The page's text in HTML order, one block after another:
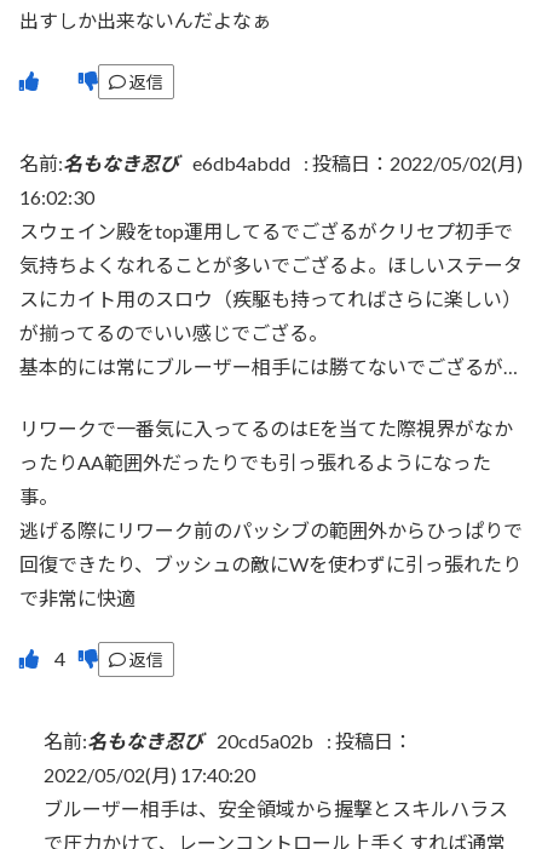
出すしか出来ないんだよなぁ
返信
名前:名もなき忍び e6db4abdd : 投稿日：2022/05/02(月)
16:02:30
スウェイン殿をtop運用してるでござるがクリセプ初手で
気持ちよくなれることが多いでござるよ。ほしいステータ
スにカイト用のスロウ（疾駆も持ってればさらに楽しい）
が揃ってるのでいい感じでござる。
基本的には常にブルーザー相手には勝てないでござるが…
リワークで一番気に入ってるのはEを当てた際視界がなか
ったりAA範囲外だったりでも引っ張れるようになった
事。
逃げる際にリワーク前のパッシブの範囲外からひっぱりで
回復できたり、ブッシュの敵にWを使わずに引っ張れたり
で非常に快適
返信
名前:名もなき忍び 20cd5a02b : 投稿日：
2022/05/02(月) 17:40:20
ブルーザー相手は、安全領域から握撃とスキルハラス
で圧力かけて、レーンコントロール上手くすれば通常